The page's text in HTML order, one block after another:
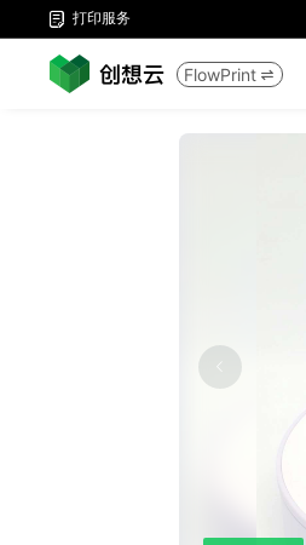
 打印服务
FlowPrint 